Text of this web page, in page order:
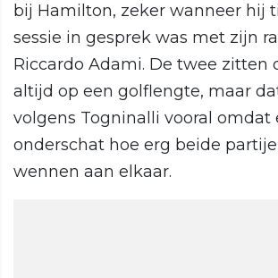
bij Hamilton, zeker wanneer hij
sessie in gesprek was met zijn
Riccardo Adami. De twee zitten
altijd op een golflengte, maar
volgens Togninalli vooral omdat
onderschat hoe erg beide
wennen aan elkaar.